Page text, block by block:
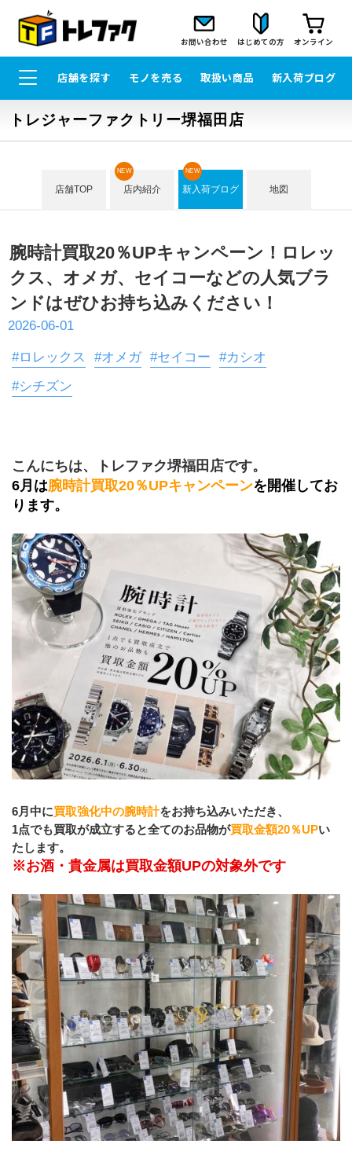
お問い合わせ はじめての方 オンライン
店舗を探す モノを売る 取扱い商品 新入荷ブログ
トレジャーファクトリー堺福田店
店舗TOP 店内紹介
NEW
新入荷ブログ
NEW
地図
腕時計買取20％UPキャンペーン！ロレッ
クス、オメガ、セイコーなどの人気ブラ
ンドはぜひお持ち込みください！
2026-06-01
#ロレックス #オメガ #セイコー
#カシオ
#シチズン
こんにちは、トレファク堺福田店です。
6月は腕時計買取20％UPキャンペーンを開催してお
ります。
6月中に買取強化中の腕時計をお持ち込みいただき、
1点でも買取が成立すると全てのお品物が買取金額20％UPい
たします。
※お酒・貴金属は買取金額UPの対象外です